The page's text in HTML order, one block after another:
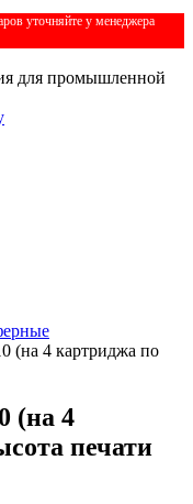
уточняйте у менеджера
для промышленной
(на 4 картриджа по
(на 4
печати